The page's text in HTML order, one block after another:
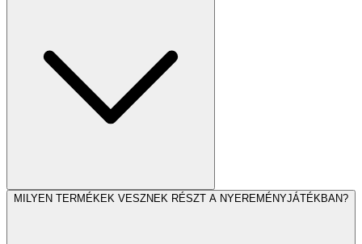
MILYEN TERMÉKEK VESZNEK RÉSZT A NYEREMÉNYJÁTÉKBAN?